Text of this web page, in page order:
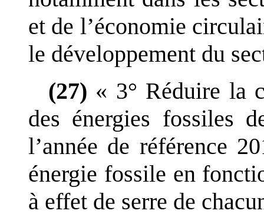
et de l’économie
le développement du
(27) « 3° Réduire la
des énergies fossiles
l’année de référence
énergie fossile en
à effet de serre de